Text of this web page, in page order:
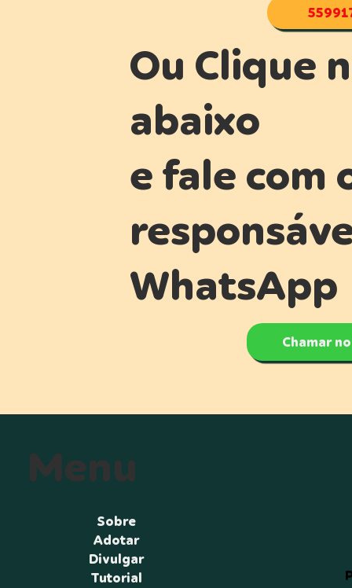
Ou Clique
abaixo
e fale com
WhatsApp
Chamar
Sobre
Adotar
Divulgar
Tutorial
Menu